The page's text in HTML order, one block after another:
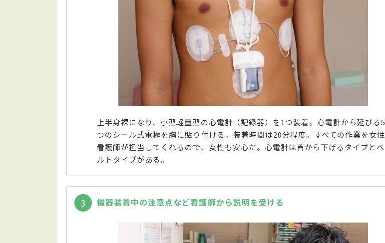
上半身裸になり、小型軽量型の心電計（記録器）を1つ装着。心電計から延びる5
つのシール式電極を胸に貼り付ける。装着時間は20分程度。すべての作業を女性
看護師が担当してくれるので、女性も安心だ。心電計は首から下げるタイプとベ
ルトタイプがある。
3 機器装着中の注意点など看護師から説明を受ける